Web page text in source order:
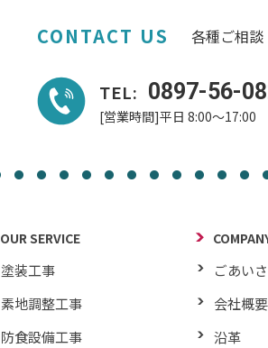
CONTACT US 各種ご相
TEL: 0897-56-
[営業時間]平日 8:00～17:00
OUR SERVICE
塗装工事
素地調整工事
防食設備工事
ごあい
会社概要
沿革